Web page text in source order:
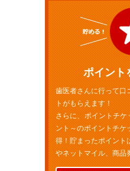
ポイント
歯医者さんに行って口
トがもらえます！
さらに、ポイントチ
ント～のポイントチケ
得！貯まったポイント
やネットマイル、商品